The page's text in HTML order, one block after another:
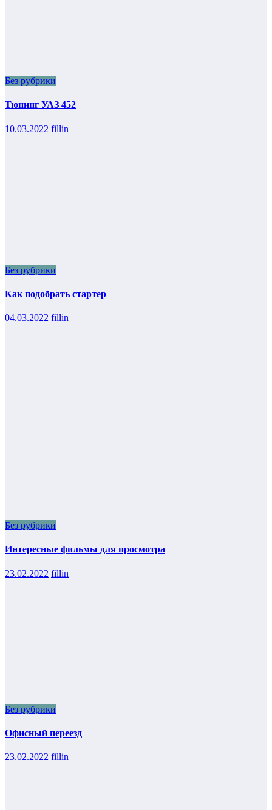
Без рубрики
Тюнинг УАЗ 452
10.03.2022 fillin
Без рубрики
Как подобрать стартер
04.03.2022 fillin
Без рубрики
Интересные фильмы для просмотра
23.02.2022 fillin
Без рубрики
Офисный переезд
23.02.2022 fillin